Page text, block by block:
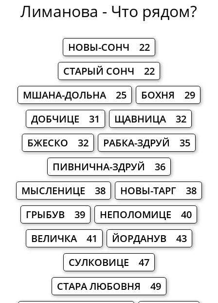
Лиманова - Что рядом?
НОВЫ-СОНЧ 22
СТАРЫЙ СОНЧ 22
МШАНА-ДОЛЬНА 25
БОХНЯ 29
ДОБЧИЦЕ 31
ЩАВНИЦА 32
БЖЕСКО 32
РАБКА-ЗДРУЙ 35
ПИВНИЧНА-ЗДРУЙ 36
МЫСЛЕНИЦЕ 38
НОВЫ-ТАРГ 38
ГРЫБУВ 39
НЕПОЛОМИЦЕ 40
ВЕЛИЧКА 41
ЙОРДАНУВ 43
СУЛКОВИЦЕ 47
СТАРА ЛЮБОВНЯ 49